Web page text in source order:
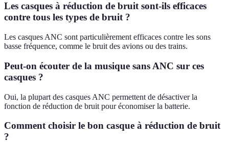
Les casques à réduction de bruit sont-ils efficaces
contre tous les types de bruit ?
Les casques ANC sont particulièrement efficaces contre les sons
basse fréquence, comme le bruit des avions ou des trains.
Peut-on écouter de la musique sans ANC sur ces
casques ?
Oui, la plupart des casques ANC permettent de désactiver la
fonction de réduction de bruit pour économiser la batterie.
Comment choisir le bon casque à réduction de bruit
?